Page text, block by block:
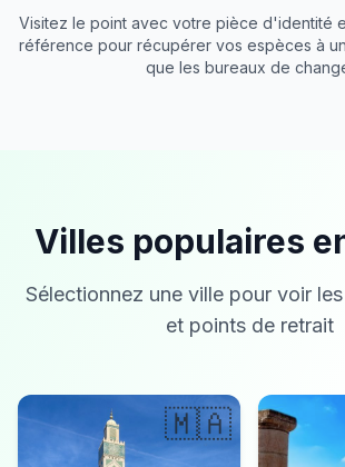
Visitez le point avec votre pièce d'identité
référence pour récupérer vos espèces à
que les bureaux de
Villes populaires
Sélectionnez une ville pour voir
et points de retrait
🇲🇦